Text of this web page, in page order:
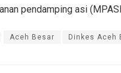
pendamping asi
Aceh Besar Dinkes Aceh